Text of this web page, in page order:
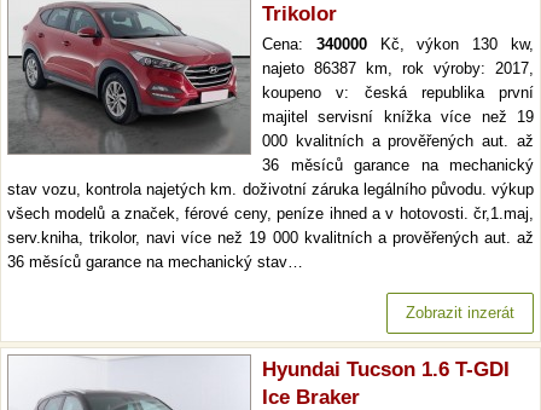
Trikolor
Cena: 340000Kč, výkon 130 kw,
najeto 86387 km, rok výroby: 2017,
koupeno v: česká republika první
majitel servisní knížka více než 19
000 kvalitních a prověřených aut. až
36 měsíců garance na mechanický
stav vozu, kontrola najetých km. doživotní záruka legálního původu. výkup
všech modelů a značek, férové ceny, peníze ihned a v hotovosti. čr,1.maj,
serv.kniha, trikolor, navi více než 19 000 kvalitních a prověřených aut. až
36 měsíců garance na mechanický stav…
Zobrazit inzerát
Hyundai Tucson 1.6 T-GDI
Ice Braker